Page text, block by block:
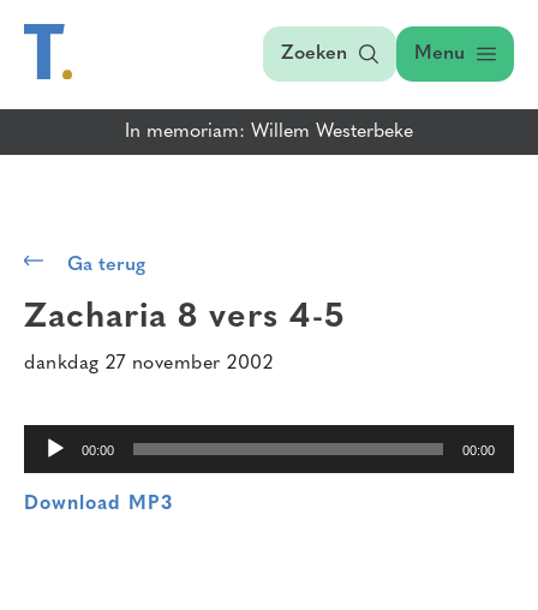
Zoeken Menu
In memoriam: Willem Westerbeke
Ga terug
Zacharia 8 vers 4-5
dankdag 27 november 2002
00:00 00:00
Download MP3